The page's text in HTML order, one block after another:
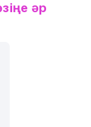
әр